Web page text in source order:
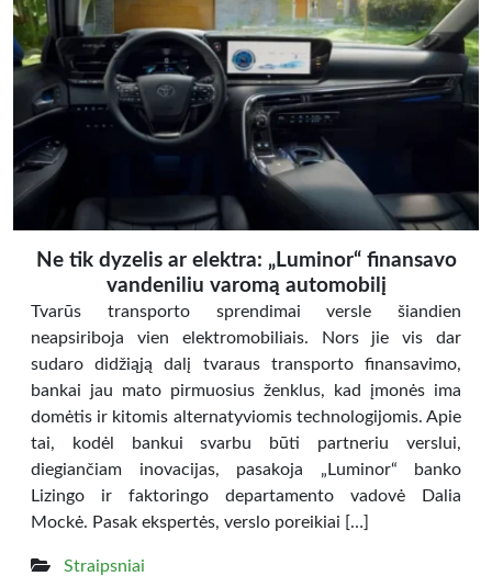
Ne tik dyzelis ar elektra: „Luminor“ finansavo
vandeniliu varomą automobilį
Tvarūs transporto sprendimai versle šiandien
neapsiriboja vien elektromobiliais. Nors jie vis dar
sudaro didžiąją dalį tvaraus transporto finansavimo,
bankai jau mato pirmuosius ženklus, kad įmonės ima
domėtis ir kitomis alternatyviomis technologijomis. Apie
tai, kodėl bankui svarbu būti partneriu verslui,
diegiančiam inovacijas, pasakoja „Luminor“ banko
Lizingo ir faktoringo departamento vadovė Dalia
Mockė. Pasak ekspertės, verslo poreikiai […]
Straipsniai